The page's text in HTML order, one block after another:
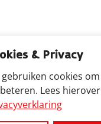
& Privacy
gebruiken cookies
Lees